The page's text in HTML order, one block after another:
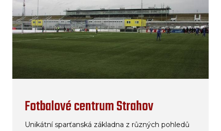
Fotbalové centrum Strahov
Unikátní sparťanská základna z různých pohledů